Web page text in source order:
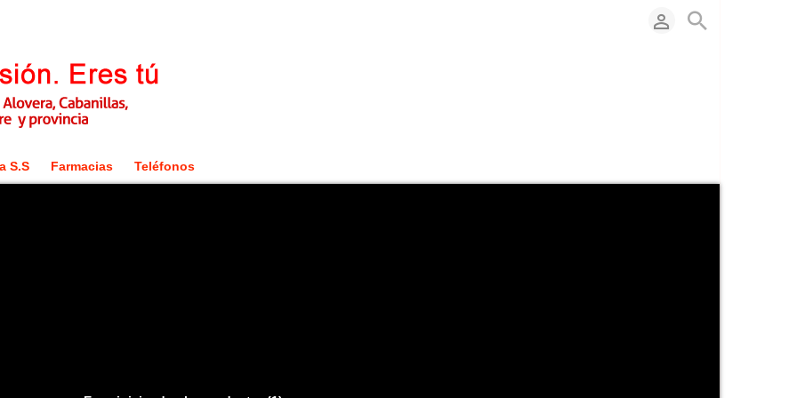
S.S Farmacias Teléfonos